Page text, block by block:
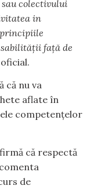
colectivului
in
față de
că nu va
aflate în
competențelor
că respectă
de